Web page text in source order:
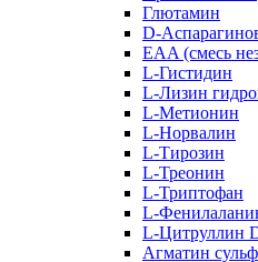
Глютамин
D-
EAA (смесь
L-Гистидин
L-Лизин
L-Метионин
L-Норвалин
L-Тирозин
L-Треонин
L-Триптофан
L-
L-Цитруллин
Агматин